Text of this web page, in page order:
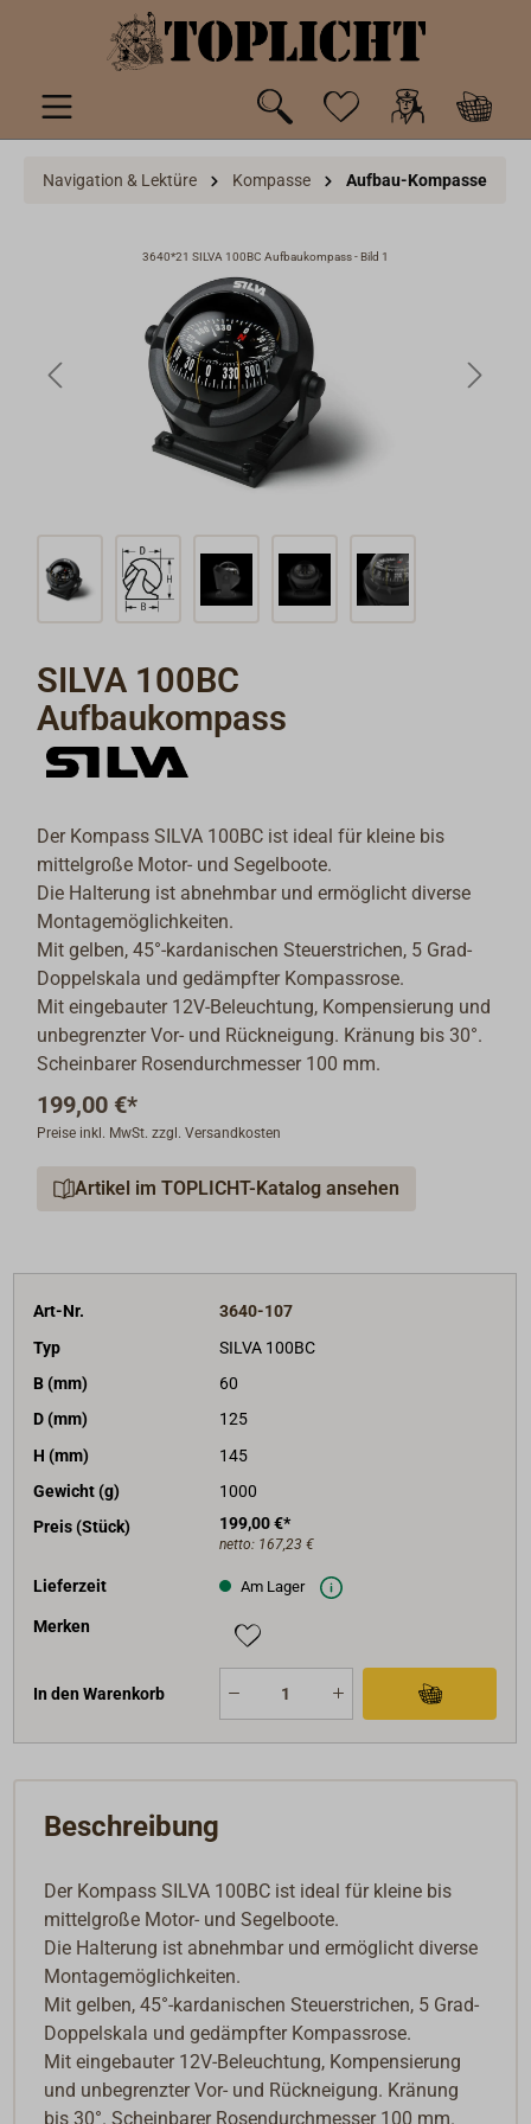
springen
Navigation & Lektüre Kompasse Aufbau-Kompasse
3640*21 SILVA 100BC Aufbaukompass - Bild 1
SILVA 100BC
Aufbaukompass
Der Kompass SILVA 100BC ist ideal für kleine bis
mittelgroße Motor- und Segelboote.
Die Halterung ist abnehmbar und ermöglicht diverse
Montagemöglichkeiten.
Mit gelben, 45°-kardanischen Steuerstrichen, 5 Grad-
Doppelskala und gedämpfter Kompassrose.
Mit eingebauter 12V-Beleuchtung, Kompensierung und
unbegrenzter Vor- und Rückneigung. Kränung bis 30°.
Scheinbarer Rosendurchmesser 100 mm.
199,00 €*
Preise inkl. MwSt. zzgl. Versandkosten
Artikel im TOPLICHT-Katalog ansehen
Art-Nr.
3640-107
Typ
SILVA 100BC
B (mm)
60
D (mm)
125
H (mm)
145
Gewicht (g)
1000
Preis (Stück)
199,00 €*
netto: 167,23 €
Lieferzeit Am Lager
Merken
In den Warenkorb
Beschreibung
Der Kompass SILVA 100BC ist ideal für kleine bis
mittelgroße Motor- und Segelboote.
Die Halterung ist abnehmbar und ermöglicht diverse
Montagemöglichkeiten.
Mit gelben, 45°-kardanischen Steuerstrichen, 5 Grad-
Doppelskala und gedämpfter Kompassrose.
Mit eingebauter 12V-Beleuchtung, Kompensierung
und unbegrenzter Vor- und Rückneigung. Kränung
bis 30°. Scheinbarer Rosendurchmesser 100 mm.